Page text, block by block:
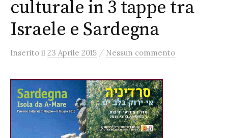
culturale in 3 tappe tra
Israele e Sardegna
Inserito il 23 Aprile 2015 / Nessun commento